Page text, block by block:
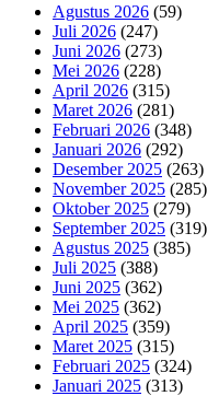
Agustus 2026 (59)
Juli 2026 (247)
Juni 2026 (273)
Mei 2026 (228)
April 2026 (315)
Maret 2026 (281)
Februari 2026 (348)
Januari 2026 (292)
Desember 2025 (263)
November 2025 (285)
Oktober 2025 (279)
September 2025 (319)
Agustus 2025 (385)
Juli 2025 (388)
Juni 2025 (362)
Mei 2025 (362)
April 2025 (359)
Maret 2025 (315)
Februari 2025 (324)
Januari 2025 (313)